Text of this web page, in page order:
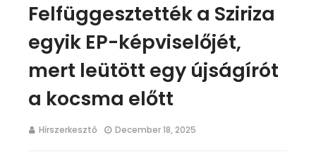
Felfüggesztették a Sziriza
egyik EP-képviselőjét,
mert leütött egy újságírót
a kocsma előtt
Hírszerkesztő December 18, 2025